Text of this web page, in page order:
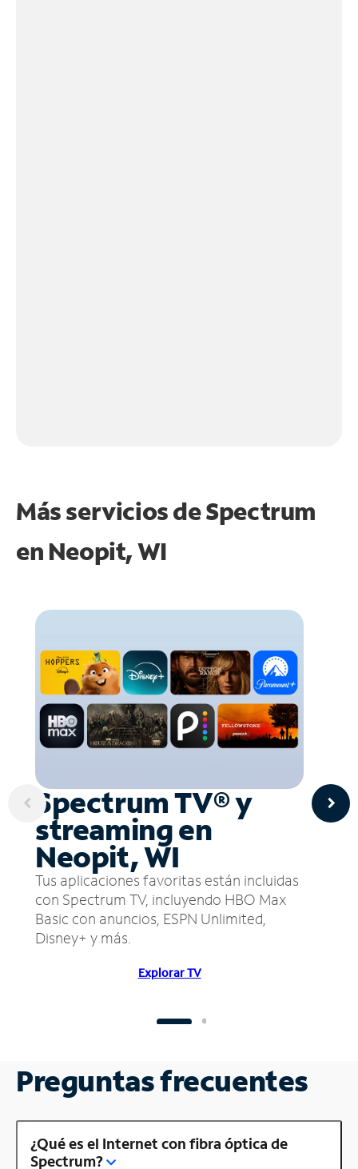
Más servicios de Spectrum
en Neopit, WI
Spectrum TV® y
streaming en
Neopit, WI
Tus aplicaciones favoritas están incluidas
con Spectrum TV, incluyendo HBO Max
Basic con anuncios, ESPN Unlimited,
Disney+ y más.
Explorar TV
Preguntas frecuentes
¿Qué es el Internet con fibra óptica de
Spectrum?